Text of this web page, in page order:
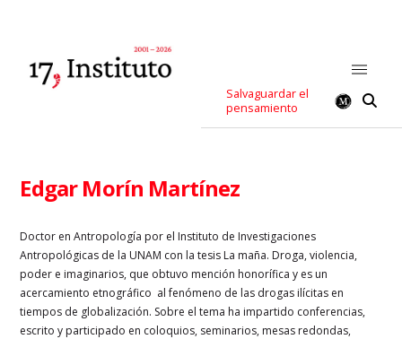
Salvaguardar el
pensamiento
Edgar Morín Martínez
Doctor en Antropología por el Instituto de Investigaciones
Antropológicas de la UNAM con la tesis La maña. Droga, violencia,
poder e imaginarios, que obtuvo mención honorífica y es un
acercamiento etnográfico al fenómeno de las drogas ilícitas en
tiempos de globalización. Sobre el tema ha impartido conferencias,
escrito y participado en coloquios, seminarios, mesas redondas,